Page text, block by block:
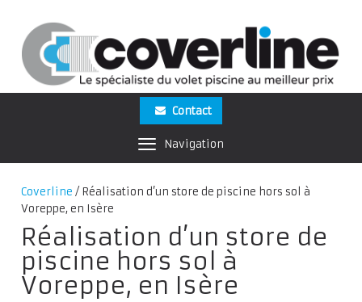
Navigation
Contact
Coverline / Réalisation d’un store de piscine hors sol à
Voreppe, en Isère
Réalisation d’un store de
piscine hors sol à
Voreppe, en Isère